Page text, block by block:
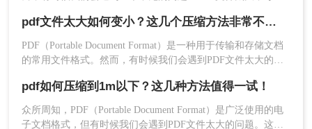
件的大小呢？本文将为您详细介绍多种pdf文件太大怎么压缩方
法，帮助您解决这一问题。立即行动起来，让我们快速搞定这
个大文件传输难题！
pdf文件太大如何变小？这几个压缩方法非常不错！
PDF（Portable Document Format）是一种用于传输和存储文档
的常用文件格式。然而，有时候我们会遇到PDF文件太大的问
我们将介绍一些pdf文件太大如何变小的方法，帮助你压缩PDF
文件大小，让你的PDF文件变小又不失质量。
pdf如何压缩到1m以下？这几种方法值得一试！
众所周知，PDF（Portable Document Format）是广泛使用的电
子文档格式，但有时候我们会遇到PDF文件太大的问题。这不